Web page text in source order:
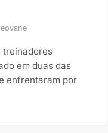
treinadores
em duas das
enfrentaram por